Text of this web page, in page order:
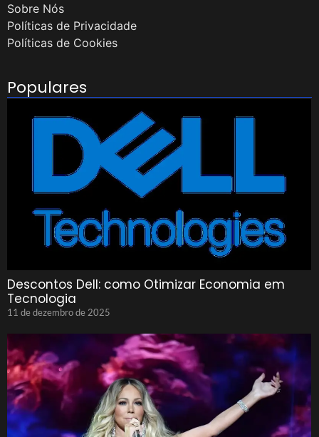
Sobre Nós
Políticas de Privacidade
Políticas de Cookies
Populares
Descontos Dell: como Otimizar Economia em
Tecnologia
11 de dezembro de 2025